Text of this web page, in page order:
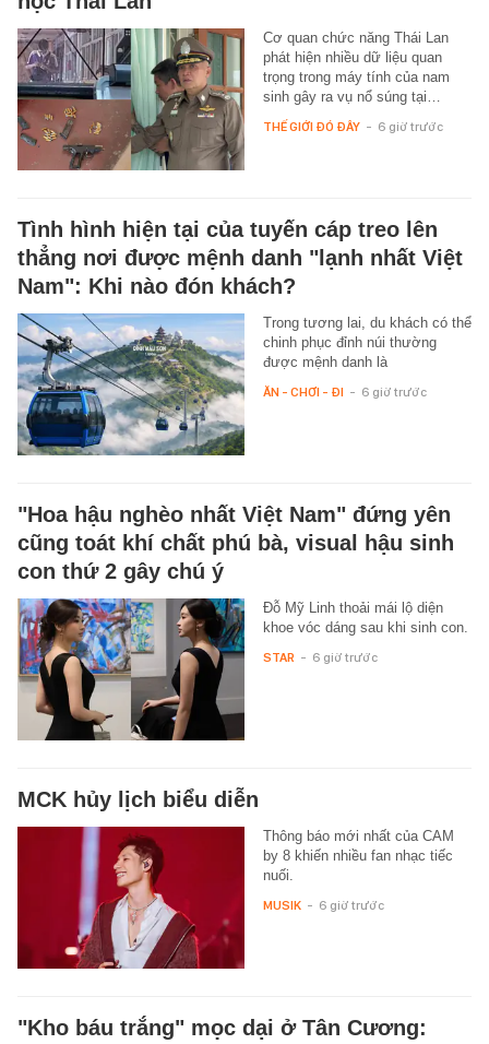
Cơ quan chức năng Thái Lan
phát hiện nhiều dữ liệu quan
trọng trong máy tính của nam
sinh gây ra vụ nổ súng tại…
THẾ GIỚI ĐÓ ĐÂY - 6 giờ trước
Tình hình hiện tại của tuyến cáp treo lên
thẳng nơi được mệnh danh "lạnh nhất Việt
Nam": Khi nào đón khách?
Trong tương lai, du khách có thể
chinh phục đỉnh núi thường
được mệnh danh là
ĂN - CHƠI - ĐI - 6 giờ trước
"Hoa hậu nghèo nhất Việt Nam" đứng yên
cũng toát khí chất phú bà, visual hậu sinh
con thứ 2 gây chú ý
Đỗ Mỹ Linh thoải mái lộ diện
khoe vóc dáng sau khi sinh con.
STAR - 6 giờ trước
MCK hủy lịch biểu diễn
Thông báo mới nhất của CAM
by 8 khiến nhiều fan nhạc tiếc
nuối.
MUSIK - 6 giờ trước
"Kho báu trắng" mọc dại ở Tân Cương: